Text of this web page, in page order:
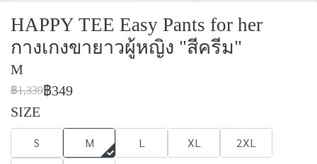
HAPPY TEE Easy Pants for her
กางเกงขายาวผู้หญิง "สีครีม"
M
฿1,339฿349
SIZE
S M L XL
2XL